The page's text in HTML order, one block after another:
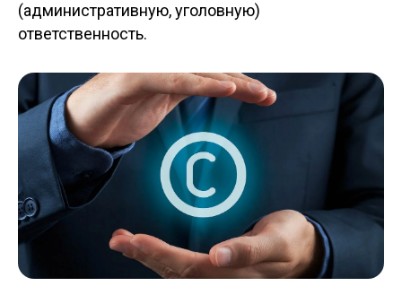
(административную, уголовную)
ответственность.